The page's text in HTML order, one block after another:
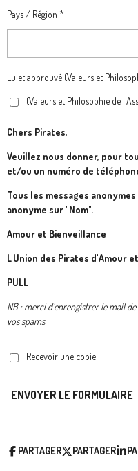
Pays / Région *
Lu et approuvé (Valeurs et
(Valeurs et Philosophie de
Chers Pirates,
Veuillez nous donner, pour
et/ou un numéro de
Tous les messages
anonyme sur "Nom".
Amour et Bienveillance
L'Union des Pirates d'Amour
PULL
NB : merci d'enrengistrer le mail
vos spams
Recevoir une copie
ENVOYER LE FORMULAIRE
PARTAGER PARTAGER